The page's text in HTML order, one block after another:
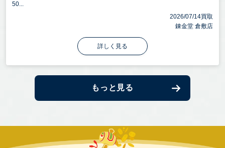
50...
2026/07/14買取
錬金堂 倉敷店
詳しく見る
もっと見る